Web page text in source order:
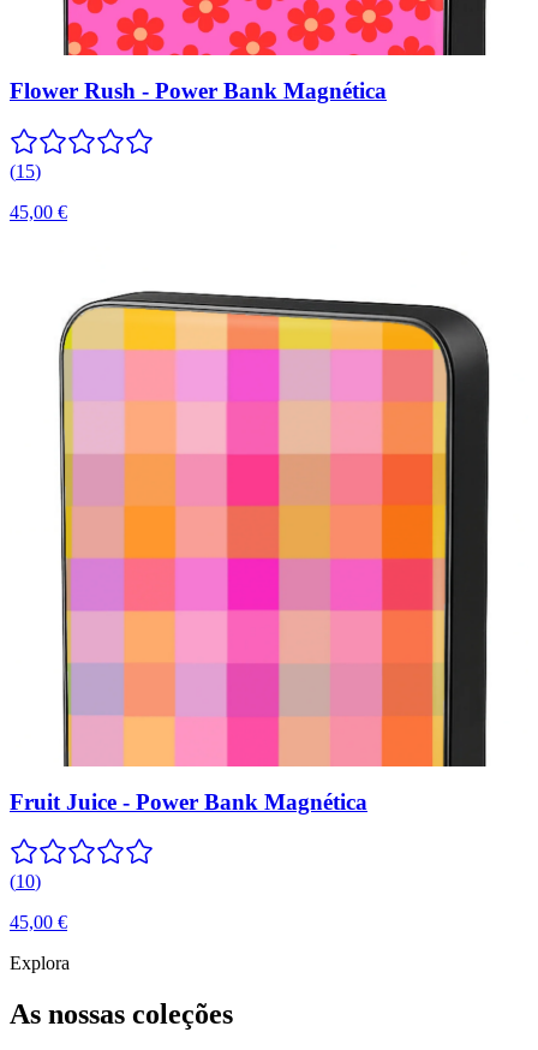
Flower Rush - Power Bank Magnética
(15)
45,00 €
Fruit Juice - Power Bank Magnética
(10)
45,00 €
Explora
As nossas coleções